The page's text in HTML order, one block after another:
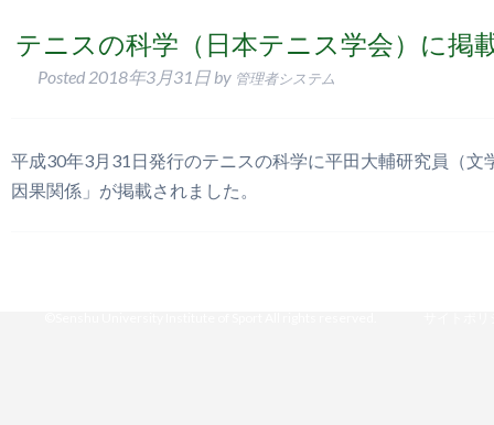
テニスの科学（日本テニス学会）に掲
Posted 2018年3月31日 by 管理者システム
平成30年3月31日発行のテニスの科学に平田大輔研究員（
因果関係」が掲載されました。